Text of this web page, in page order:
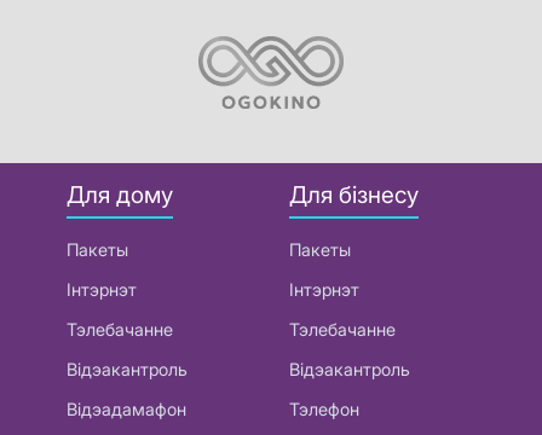
Для дому
Пакеты
Інтэрнэт
Тэлебачанне
Відэакантроль
Відэадамафон
Для бізнесу
Пакеты
Інтэрнэт
Тэлебачанне
Відэакантроль
Тэлефон